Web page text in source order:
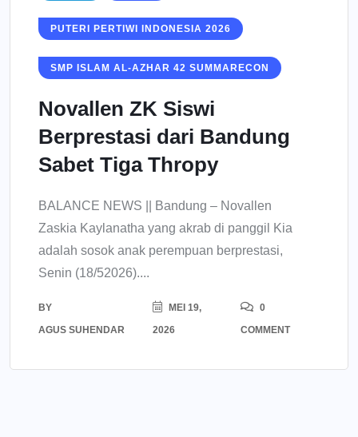
PUTERI PERTIWI INDONESIA 2026
SMP ISLAM AL-AZHAR 42 SUMMARECON
Novallen ZK Siswi
Berprestasi dari Bandung
Sabet Tiga Thropy
BALANCE NEWS || Bandung – Novallen
Zaskia Kaylanatha yang akrab di panggil Kia
adalah sosok anak perempuan berprestasi,
Senin (18/52026)....
BY
AGUS SUHENDAR
MEI 19,
2026
0
COMMENT